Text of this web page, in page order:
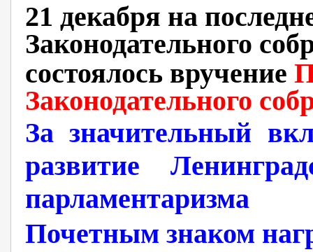
21 декабря на
Законодательного
состоялось вручение
Законодательного
За значительный
развитие
парламентаризма
Почетным знаком